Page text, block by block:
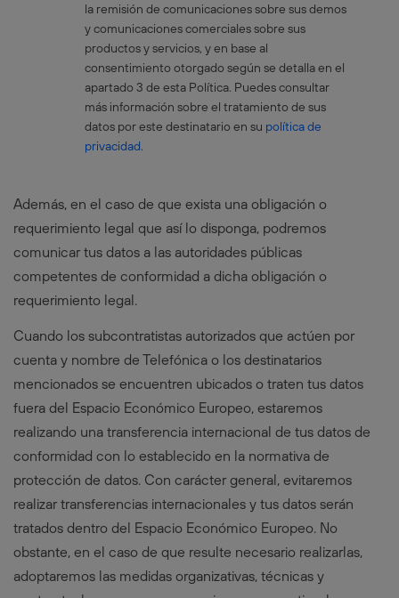
la remisión de comunicaciones sobre sus demos
y comunicaciones comerciales sobre sus
productos y servicios, y en base al
consentimiento otorgado según se detalla en el
apartado 3 de esta Política. Puedes consultar
más información sobre el tratamiento de sus
datos por este destinatario en su política de
privacidad.
Además, en el caso de que exista una obligación o
requerimiento legal que así lo disponga, podremos
comunicar tus datos a las autoridades públicas
competentes de conformidad a dicha obligación o
requerimiento legal.
Cuando los subcontratistas autorizados que actúen por
cuenta y nombre de Telefónica o los destinatarios
mencionados se encuentren ubicados o traten tus datos
fuera del Espacio Económico Europeo, estaremos
realizando una transferencia internacional de tus datos de
conformidad con lo establecido en la normativa de
protección de datos. Con carácter general, evitaremos
realizar transferencias internacionales y tus datos serán
tratados dentro del Espacio Económico Europeo. No
obstante, en el caso de que resulte necesario realizarlas,
adoptaremos las medidas organizativas, técnicas y